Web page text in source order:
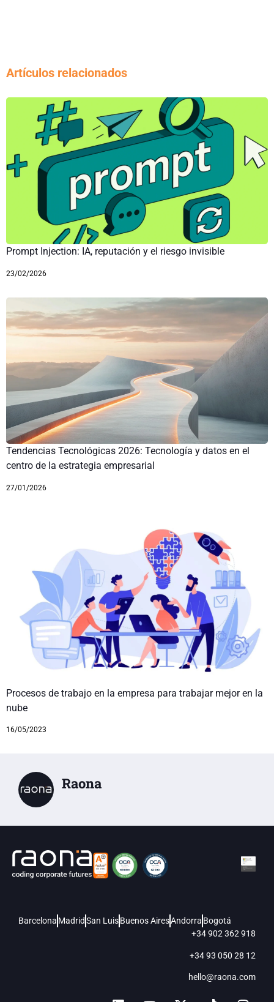
Artículos relacionados
Prompt Injection: IA, reputación y el riesgo invisible
23/02/2026
Tendencias Tecnológicas 2026: Tecnología y datos en el
centro de la estrategia empresarial
27/01/2026
Procesos de trabajo en la empresa para trabajar mejor en la
nube
16/05/2023
Raona
Barcelona MadridSan LuisBuenos AiresAndorra Bogotá
+34 902 362 918
+34 93 050 28 12
hello@raona.com